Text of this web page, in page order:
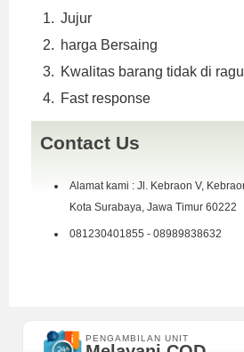
Jujur
harga Bersaing
Kwalitas barang tidak di
Fast response
Contact Us
Alamat kami : Jl. Kebraon V,
Kota Surabaya, Jawa Timur 60222
081230401855 - 08989838632
PENGAMBILAN UNIT